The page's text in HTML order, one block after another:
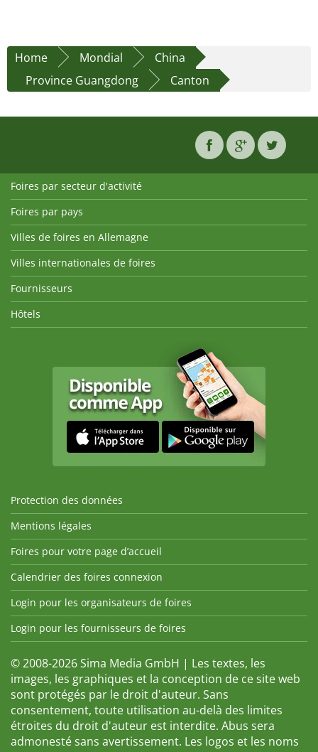
Home Mondial
China
Province Guangdong
Canton
Foires par secteur d'activité
Foires par pays
Villes de foires en Allemagne
Villes internationales de foires
Fournisseurs
Hôtels
Protection des données
Mentions légales
Foires pour votre page d’accueil
Calendrier des foires connexion
Login pour les organisateurs de foires
Login pour les fournisseurs de foires
© 2008-2026 Sima Media GmbH | Les textes, les
images, les graphiques et la conception de ce site web
sont protégés par le droit d'auteur. Sans
consentement, toute utilisation au-delà des limites
étroites du droit d'auteur est interdite. Abus sera
admonesté sans avertissement. Les logos et les noms